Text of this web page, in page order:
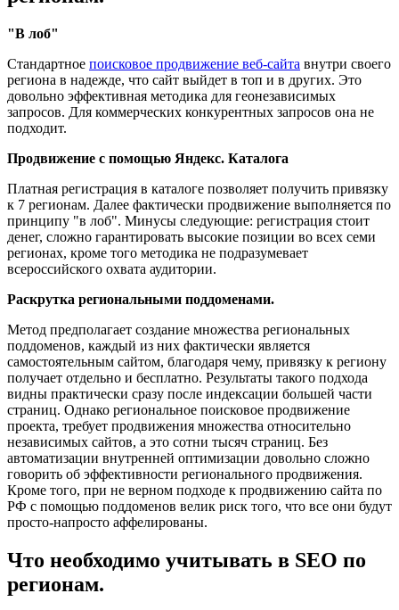
"В лоб"
Стандартное поисковое продвижение веб-сайта внутри своего
региона в надежде, что сайт выйдет в топ и в других. Это
довольно эффективная методика для геонезависимых
запросов. Для коммерческих конкурентных запросов она не
подходит.
Продвижение с помощью Яндекс. Каталога
Платная регистрация в каталоге позволяет получить привязку
к 7 регионам. Далее фактически продвижение выполняется по
принципу "в лоб". Минусы следующие: регистрация стоит
денег, сложно гарантировать высокие позиции во всех семи
регионах, кроме того методика не подразумевает
всероссийского охвата аудитории.
Раскрутка региональными поддоменами.
Метод предполагает создание множества региональных
поддоменов, каждый из них фактически является
самостоятельным сайтом, благодаря чему, привязку к региону
получает отдельно и бесплатно. Результаты такого подхода
видны практически сразу после индексации большей части
страниц. Однако региональное поисковое продвижение
проекта, требует продвижения множества относительно
независимых сайтов, а это сотни тысяч страниц. Без
автоматизации внутренней оптимизации довольно сложно
говорить об эффективности регионального продвижения.
Кроме того, при не верном подходе к продвижению сайта по
РФ с помощью поддоменов велик риск того, что все они будут
просто-напросто аффелированы.
Что необходимо учитывать в SEO по
регионам.